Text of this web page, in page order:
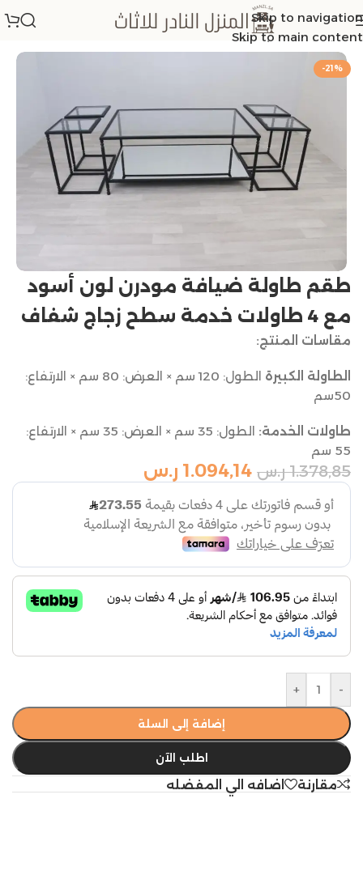
Skip to navigation
Skip to main content
الرئيسية/اطقم طاولات
-21%
طقم طاولة ضيافة مودرن لون أسود
مع 4 طاولات خدمة سطح زجاج شفاف
مقاسات المنتج:
الطاولة الكبيرة
الطول: 120 سم × العرض: 80 سم × الارتفاع:
50سم
طاولات الخدمة:
الطول: 35 سم × العرض: 35 سم × الارتفاع:
55 سم
1.378,85 ر.س 1.094,14 ر.س
-
+
إضافة إلى السلة
اطلب الآن
مقارنة اضافه الي المفضله